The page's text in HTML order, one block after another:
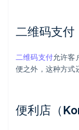
二维码支付
二维码支付允许客
便之外，这种方式
便利店（